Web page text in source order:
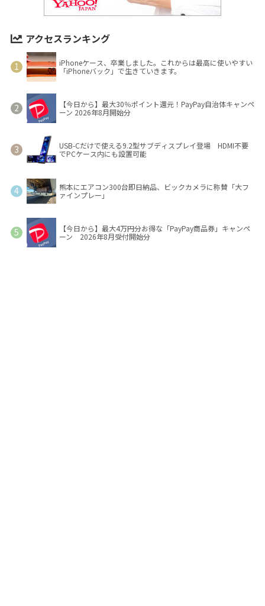
アクセスランキング
iPhoneケース、卒業しました。これからは最高に使いやすい
「iPhoneバック」で生きていきます。
【今日から】最大30％ポイント還元！PayPay自治体キャンペ
ーン 2026年8月開始分
USB-Cだけで使える9.2型サブディスプレイ登場 HDMI不要
でPCケース内にも設置可能
熊本にエアコン300台即日納品、ビックカメラに称賛「大フ
ァインプレー」
【今日から】最大4万円分お得な「PayPay商品券」キャンペ
ーン 2026年8月受付開始分